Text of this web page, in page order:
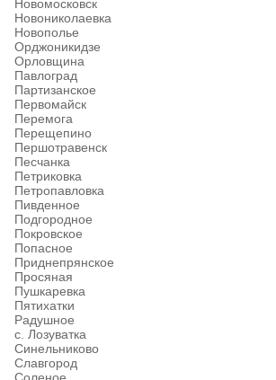
Новомосковск
Новониколаевка
Новополье
Орджоникидзе
Орловщина
Павлоград
Партизанское
Первомайск
Перемога
Перещепино
Першотравенск
Песчанка
Петриковка
Петропавловка
Пивденное
Подгородное
Покровское
Попасное
Приднепрянское
Просяная
Пушкаревка
Пятихатки
Радушное
с. Лозуватка
Синельниково
Славгород